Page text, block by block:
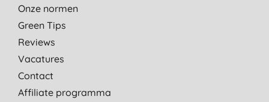
Onze normen
Green Tips
Reviews
Vacatures
Contact
Affiliate programma